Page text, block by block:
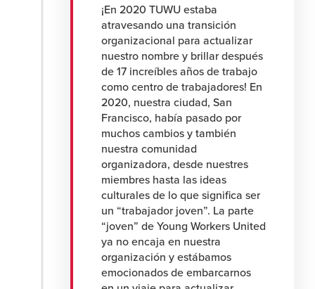
¡En 2020 TUWU estaba
atravesando una transición
organizacional para actualizar
nuestro nombre y brillar después
de 17 increíbles años de trabajo
como centro de trabajadores! En
2020, nuestra ciudad, San
Francisco, había pasado por
muchos cambios y también
nuestra comunidad
organizadora, desde nuestres
miembres hasta las ideas
culturales de lo que significa ser
un “trabajador joven”. La parte
“joven” de Young Workers United
ya no encaja en nuestra
organización y estábamos
emocionados de embarcarnos